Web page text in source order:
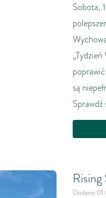
Sobota,
są
Sprawdź
Dodano